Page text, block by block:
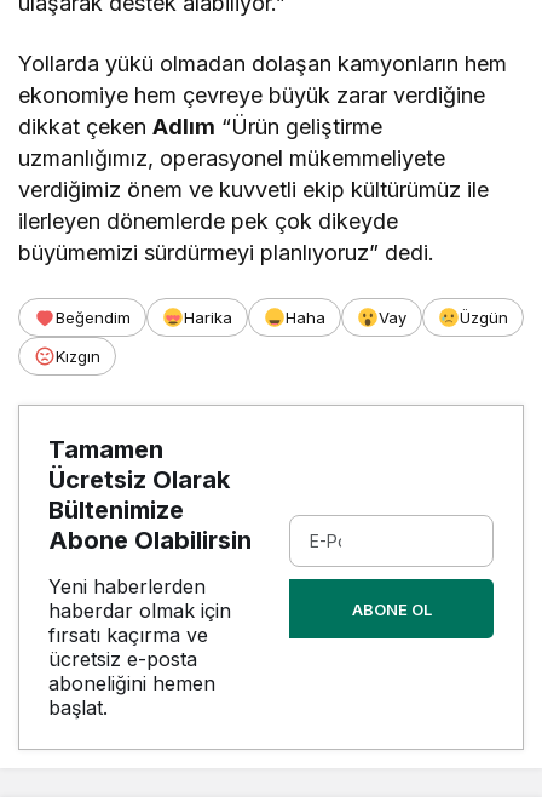
Yollarda yükü olmadan dolaşan kamyonların hem
ekonomiye hem çevreye büyük zarar verdiğine
dikkat çekenAdlım “Ürün geliştirme
uzmanlığımız, operasyonel mükemmeliyete
verdiğimiz önem ve kuvvetli ekip kültürümüz ile
ilerleyen dönemlerde pek çok dikeyde
büyümemizi sürdürmeyi planlıyoruz” dedi.
Beğendim Harika Haha Vay
Üzgün
Kızgın
Tamamen
Ücretsiz Olarak
Bültenimize
Abone Olabilirsin
Yeni haberlerden
haberdar olmak için
fırsatı kaçırma ve
ücretsiz e-posta
aboneliğini hemen
başlat.
ABONE OL